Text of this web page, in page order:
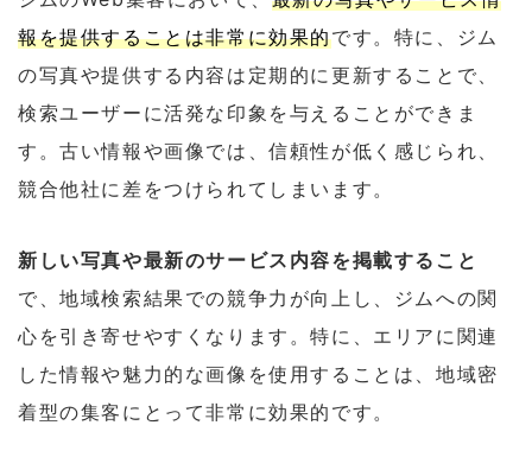
報を提供することは非常に効果的です。特に、ジム
の写真や提供する内容は定期的に更新することで、
検索ユーザーに活発な印象を与えることができま
す。古い情報や画像では、信頼性が低く感じられ、
競合他社に差をつけられてしまいます。
新しい写真や最新のサービス内容を掲載すること
で、地域検索結果での競争力が向上し、ジムへの関
心を引き寄せやすくなります。特に、エリアに関連
した情報や魅力的な画像を使用することは、地域密
着型の集客にとって非常に効果的です。